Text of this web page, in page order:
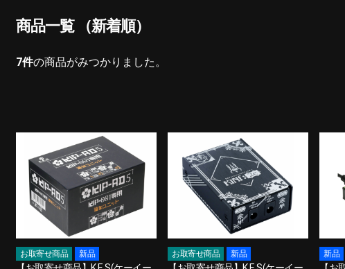
商品一覧 （新着順）
7件の商品がみつかりました。
お取寄せ商品 新品 お取寄せ商品 新品 新品